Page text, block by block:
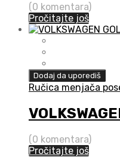
(0 komentara)
Pročitajte još
Dodaj da uporediš
Ručica menjača
(0 komentara)
Pročitajte još